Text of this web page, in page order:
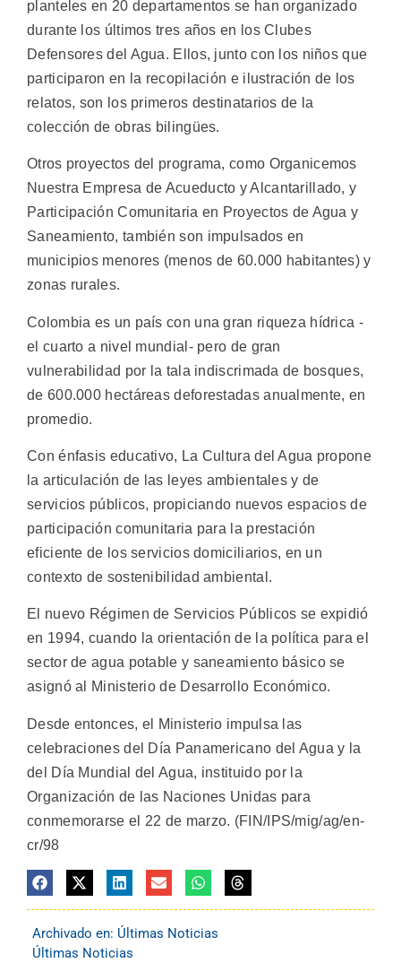
planteles en 20 departamentos se han organizado
durante los últimos tres años en los Clubes
Defensores del Agua. Ellos, junto con los niños que
participaron en la recopilación e ilustración de los
relatos, son los primeros destinatarios de la
colección de obras bilingües.
Otros proyectos del programa, como Organicemos
Nuestra Empresa de Acueducto y Alcantarillado, y
Participación Comunitaria en Proyectos de Agua y
Saneamiento, también son impulsados en
municipios menores (menos de 60.000 habitantes) y
zonas rurales.
Colombia es un país con una gran riqueza hídrica -
el cuarto a nivel mundial- pero de gran
vulnerabilidad por la tala indiscrimada de bosques,
de 600.000 hectáreas deforestadas anualmente, en
promedio.
Con énfasis educativo, La Cultura del Agua propone
la articulación de las leyes ambientales y de
servicios públicos, propiciando nuevos espacios de
participación comunitaria para la prestación
eficiente de los servicios domiciliarios, en un
contexto de sostenibilidad ambiental.
El nuevo Régimen de Servicios Públicos se expidió
en 1994, cuando la orientación de la política para el
sector de agua potable y saneamiento básico se
asignó al Ministerio de Desarrollo Económico.
Desde entonces, el Ministerio impulsa las
celebraciones del Día Panamericano del Agua y la
del Día Mundial del Agua, instituido por la
Organización de las Naciones Unidas para
conmemorarse el 22 de marzo. (FIN/IPS/mig/ag/en-
cr/98
Archivado en: Últimas Noticias
Últimas Noticias